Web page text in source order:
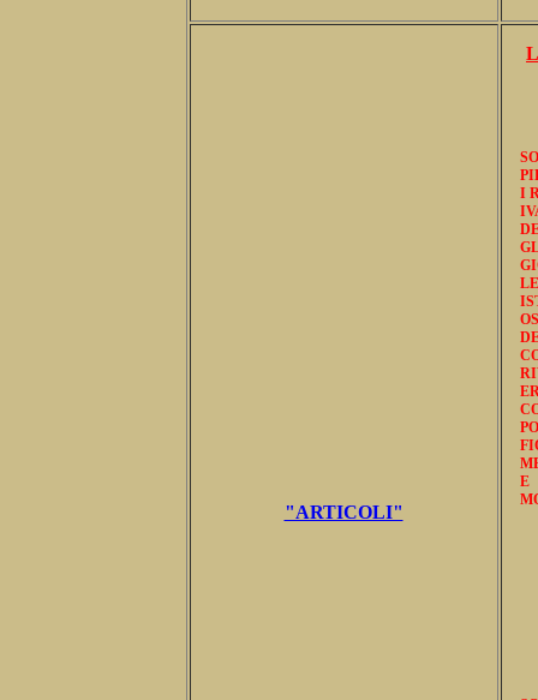
"ARTICOLI"
I
E